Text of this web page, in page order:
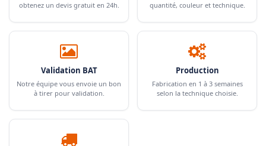
obtenez un devis gratuit en 24h.
quantité, couleur et technique.
Validation BAT
Notre équipe vous envoie un bon
à tirer pour validation.
Production
Fabrication en 1 à 3 semaines
selon la technique choisie.